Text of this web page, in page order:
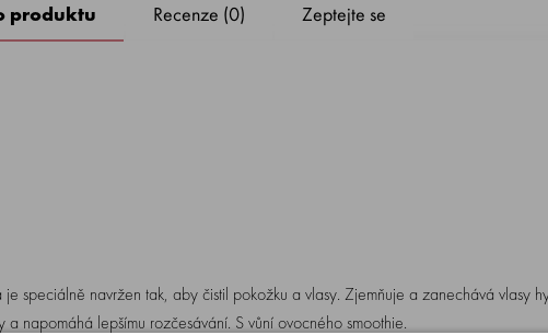
produktu Recenze (0) Zeptejte se
speciálně navržen tak, aby čistil pokožku a vlasy. Zjemňuje a zanechává vlasy
napomáhá lepšímu rozčesávání. S vůní ovocného smoothie.